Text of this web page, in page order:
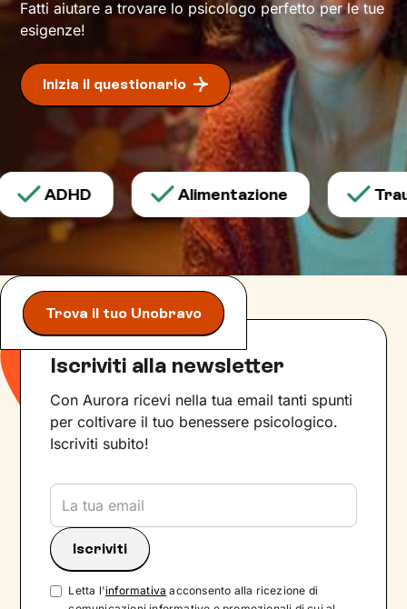
Fatti aiutare a trovare lo psicologo perfetto per le tue
esigenze!
Inizia il questionario
ADHD Alimentazione
Trova il tuo Unobravo
Iscriviti alla newsletter
Con Aurora ricevi nella tua email tanti spunti
per coltivare il tuo benessere psicologico.
Iscriviti subito!
Letta l'informativa acconsento alla ricezione di